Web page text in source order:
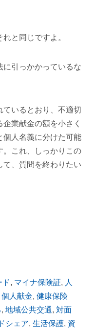
と同じですよ。
引っかかっているな
いるとおり、不適切
業献金の額を小さく
個人名義に分けた可能
。これ、しっかりこの
て、質問を終わりたい
ド, マイナ保険証, 人
個人献金, 健康保険
, 地域公共交通, 対面
シェア, 生活保護, 資